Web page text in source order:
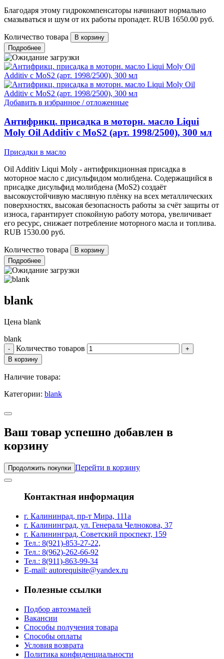
Благодаря этому гидрокомпенсаторы начинают нормально
смазываться и шум от их работы пропадет. RUB 1650.00 руб.
Количество товара
Подробнее
Добавить в избранное / отложенные
Антифрикц. присадка в моторн. масло Liqui
Moly Oil Additiv c MoS2 (арт. 1998/2500), 300 мл
Присадки в масло
Oil Additiv Liqui Moly - антифрикционная присадка в
моторное масло с дисульфидом молибдена. Содержащийся в
присадке дисульфид молибдена (МоS2) создаёт
высокоустойчивую масляную плёнку на всех металлических
поверхностях, высокая безопасность работы за счёт защиты от
износа, гарантирует спокойную работу мотора, увеличивает
его ресурс, снижает потребление моторного масла и топлива.
RUB 1530.00 руб.
Количество товара
Подробнее
blank
Цена blank
blank
Количество товаров
Наличие товара:
Категории: blank
Ваш товар успешно добавлен в
корзину
Продолжить покупки Перейти в корзину
Контактная информация
г. Калининрад, пр-т Мира, 111а
г. Калининград, ул. Генерала Челнокова, 37
г. Калининград, Советский проспект, 159
Тел.: 8(921)-853-27-22,
Тел.: 8(962)-262-66-92
Тел.: 8(911)-863-99-34
E-mail: autorequisite@yandex.ru
Полезные ссылки
Подбор автоэмалей
Вакансии
Способы получения товара
Способы оплаты
Условия возврата
Политика конфиденциальности